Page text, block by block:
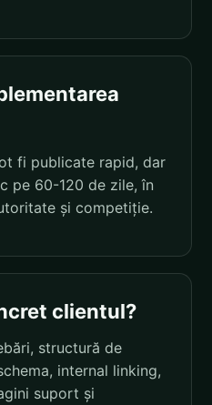
fi publicate rapid, dar
pe 60-120 de zile, în
și competiție.
clientul?
structură de
internal linking,
suport și